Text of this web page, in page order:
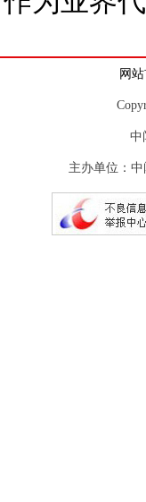
网
中
主办单位：